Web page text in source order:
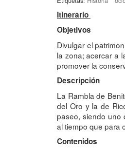
Itinerario
Objetivos
Divulgar el
la zona; acercar a
promover la
Descripción
La Rambla de
del Oro y la de
paseo, siendo uno
al tiempo que para
Contenidos